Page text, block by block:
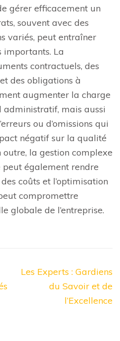
gérer efficacement un
souvent avec des
variés, peut entraîner
importants. La
contractuels, des
des obligations à
augmenter la charge
mais aussi
ou d’omissions qui
négatif sur la qualité
outre, la gestion complexe
également rendre
coûts et l’optimisation
compromettre
globale de l’entreprise.
Les Experts : Gardiens
du Savoir et de
l’Excellence